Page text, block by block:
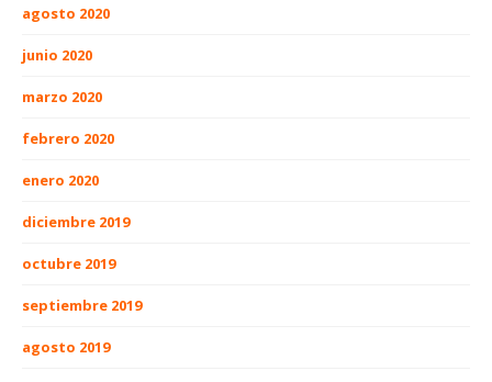
agosto 2020
junio 2020
marzo 2020
febrero 2020
enero 2020
diciembre 2019
octubre 2019
septiembre 2019
agosto 2019